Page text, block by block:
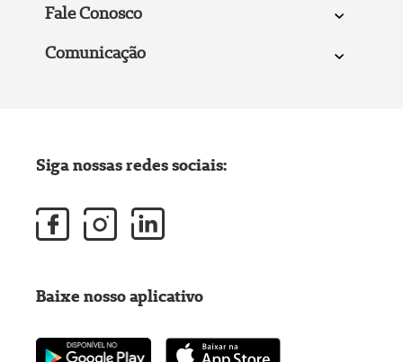
Fale Conosco
Comunicação
Siga nossas redes sociais:
Baixe nosso aplicativo